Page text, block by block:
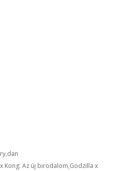
dan
Kong: Az új birodalom Godzilla x